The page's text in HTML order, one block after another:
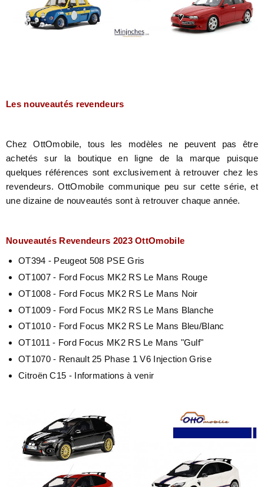
Les nouveautés revendeurs
Chez OttOmobile, tous les modèles ne peuvent pas être
achetés sur la boutique en ligne de la marque puisque
quelques références sont exclusivement à retrouver chez les
revendeurs. OttOmobile communique peu sur cette série, et
une dizaine de nouveautés sont à retrouver chaque année.
Nouveautés Revendeurs 2023 OttOmobile
OT394 - Peugeot 508 PSE Gris
OT1007 - Ford Focus MK2 RS Le Mans Rouge
OT1008 - Ford Focus MK2 RS Le Mans Noir
OT1009 - Ford Focus MK2 RS Le Mans Blanche
OT1010 - Ford Focus MK2 RS Le Mans Bleu/Blanc
OT1011 - Ford Focus MK2 RS Le Mans "Gulf"
OT1070 - Renault 25 Phase 1 V6 Injection Grise
Citroën C15 - Informations à venir